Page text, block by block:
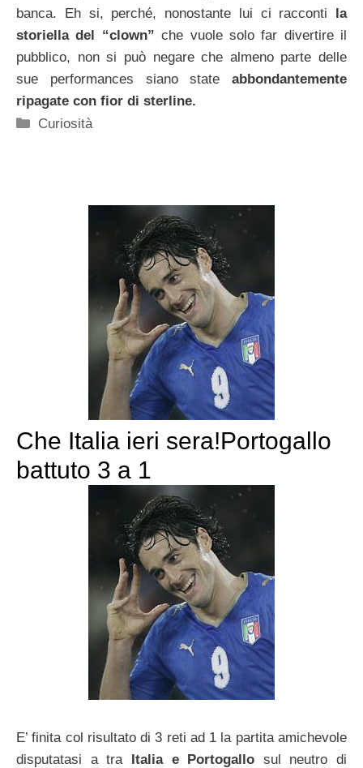
banca. Eh si, perché, nonostante lui ci racconti la
storiella del “clown” che vuole solo far divertire il
pubblico, non si può negare che almeno parte delle
sue performances siano state abbondantemente
ripagate con fior di sterline.
Categorie
Curiosità
Che Italia ieri sera!Portogallo
battuto 3 a 1
E’ finita col risultato di 3 reti ad 1 la partita amichevole
disputatasi a tra Italia e Portogallo sul neutro di